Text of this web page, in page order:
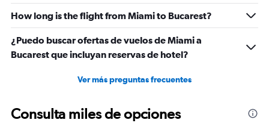
to
2400.
How long is the flight from Miami to Bucarest?
¿Puedo buscar ofertas de vuelos de Miami a
Bucarest que incluyan reservas de hotel?
Ver más preguntas frecuentes
Consulta miles de opciones